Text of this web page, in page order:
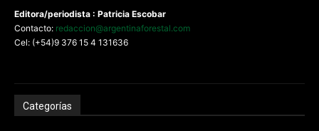
Editora/periodista : Patricia Escobar
Contacto: redaccion@argentinaforestal.com
Cel: (+54)9 376 15 4 131636
Categorías